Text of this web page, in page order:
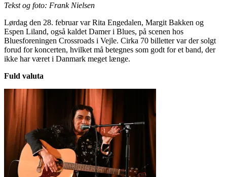
Tekst og foto: Frank Nielsen
Lørdag den 28. februar var Rita Engedalen, Margit Bakken og
Espen Liland, også kaldet Damer i Blues, på scenen hos
Bluesforeningen Crossroads i Vejle. Cirka 70 billetter var der solgt
forud for koncerten, hvilket må betegnes som godt for et band, der
ikke har været i Danmark meget længe.
Fuld valuta